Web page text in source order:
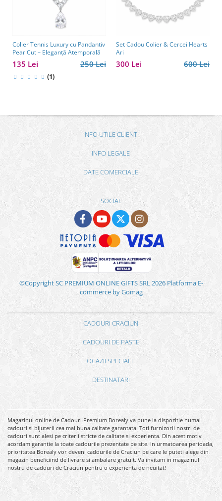
Colier Tennis Luxury cu Pandantiv
Pear Cut – Eleganță Atemporală
250 Lei
135 Lei
(1)
Set Cadou Colier & Cercei Hearts
Ari
600 Lei
300 Lei
INFO UTILE CLIENTI
INFO LEGALE
DATE COMERCIALE
SOCIAL
©Copyright SC PREMIUM ONLINE GIFTS SRL 2026 Platforma E-
commerce by Gomag
CADOURI CRACIUN
CADOURI DE PASTE
OCAZII SPECIALE
DESTINATARI
Magazinul online de Cadouri Premium Borealy va pune la dispozitie numai
cadouri si bijuterii cea mai buna calitate garantata. Toti furnizorii nostri de
cadouri sunt alesi pe criterii stricte de calitate si experienta. Din acest motiv
acordam garantie la toate cadourile prezentate pe site. In urmatoarea perioada,
prioritatea Borealy vor deveni cadourile de Craciun pe care le puteti alege din
magazin beneficiind de livrare si ambalare gratuit. Va invitam in magazinul
nostru de cadouri de Craciun pentru o experienta de neuitat!